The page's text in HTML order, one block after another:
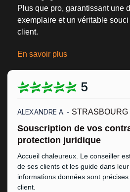
Plus que pro, garantissant une
exemplaire et un véritable souci
client.
En savoir plus
5
ALEXANDRE A. - STRASBOURG
Souscription de vos
protection juridique
Accueil chaleureux. Le conseiller
de ses clients et les guide dans
informations données sont
client.